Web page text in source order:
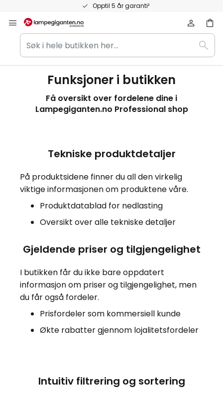
Opptil 5 år garanti²
til
innhold
Søk
i
hele
butikken
Søk
Funksjoner i butikken
Få oversikt over fordelene dine i
Lampegiganten.no Professional shop
Tekniske produktdetaljer
På produktsidene finner du all den virkelig
viktige informasjonen om produktene våre.
Produktdatablad for nedlasting
Oversikt over alle tekniske detaljer
Gjeldende priser og tilgjengelighet
I butikken får du ikke bare oppdatert
informasjon om priser og tilgjengelighet, men
du får også fordeler.
Prisfordeler som kommersiell kunde
Økte rabatter gjennom lojalitetsfordeler
Intuitiv filtrering og sortering